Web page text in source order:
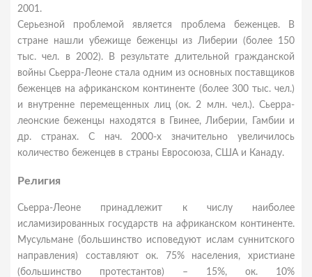
2001.
Серьезной проблемой является проблема беженцев. В
стране нашли убежище беженцы из Либерии (более 150
тыс. чел. в 2002). В результате длительной гражданской
войны Сьерра-Леоне стала одним из основных поставщиков
беженцев на африканском континенте (более 300 тыс. чел.)
и внутренне перемещенных лиц (ок. 2 млн. чел.). Сьерра-
леонские беженцы находятся в Гвинее, Либерии, Гамбии и
др. странах. С нач. 2000-х значительно увеличилось
количество беженцев в страны Евросоюза, США и Канаду.
Религия
Сьерра-Леоне принадлежит к числу наиболее
исламизированных государств на африканском континенте.
Мусульмане (большинство исповедуют ислам суннитского
направления) составляют ок. 75% населения, христиане
(большинство протестантов) – 15%, ок. 10%